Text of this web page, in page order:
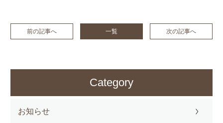
前の記事へ 一覧 次の記事へ
Category
お知らせ